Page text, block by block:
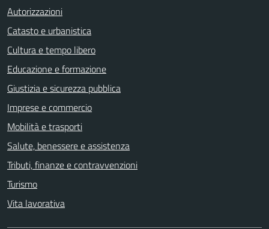
Autorizzazioni
Catasto e urbanistica
Cultura e tempo libero
Educazione e formazione
Giustizia e sicurezza pubblica
Imprese e commercio
Mobilità e trasporti
Salute, benessere e assistenza
Tributi, finanze e contravvenzioni
Turismo
Vita lavorativa